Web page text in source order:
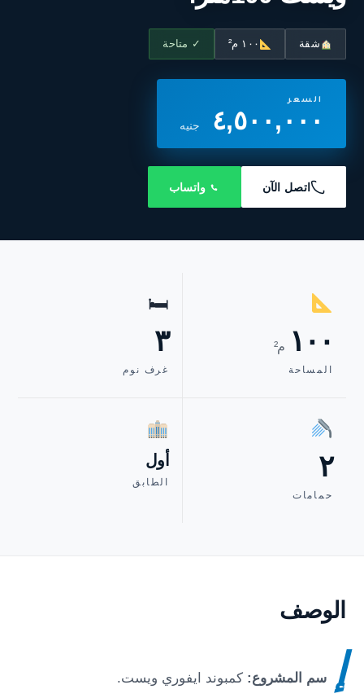
شقة ١٠٠ م² ✓ متاحة
السعر
٤,٥٠٠,٠٠٠ جنيه
اتصل الآن واتساب
١٠٠ م²
المساحة
🛏
٣
غرف نوم
٢
حمامات
أول
الطابق
الوصف
إ سم المشروع:كمبوند ايفوري ويست.